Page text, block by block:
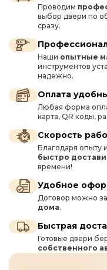
Проводим
выбор двери по
сразу.
Наши опытные
инструментов
надежно.
Оплата
Любая форма
карта, QR коды,
Скорость
Благодаря опыту
быстро
времени!
Удобное
Договор можно
дома.
Быстрая
Готовые двери
собственного